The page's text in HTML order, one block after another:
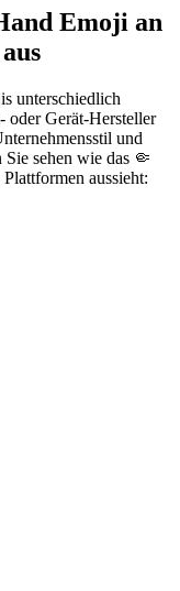
Emoji an
unterschiedlich
oder Gerät-Hersteller
und
sehen wie das 🤏
aussieht: